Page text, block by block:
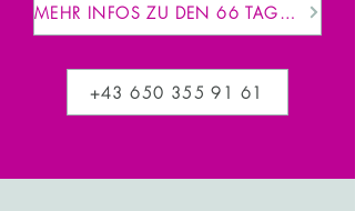
MEHR INFOS ZU DEN 66 TAGEN
+43 650 355 91 61